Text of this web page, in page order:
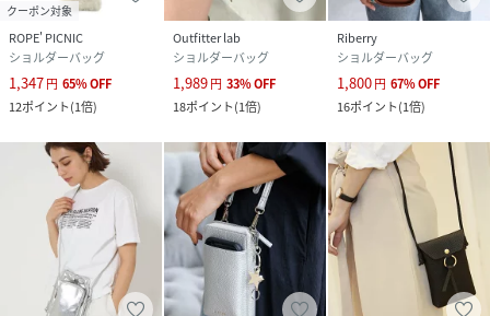
クーポン対象
ROPE' PICNIC
ショルダーバッグ
1,347円 65%OFF
12ポイント(1倍)
Outfitter lab
ショルダーバッグ
1,989円 33%OFF
18ポイント(1倍)
Riberry
ショルダーバッグ
1,800円 67%OFF
16ポイント(1倍)